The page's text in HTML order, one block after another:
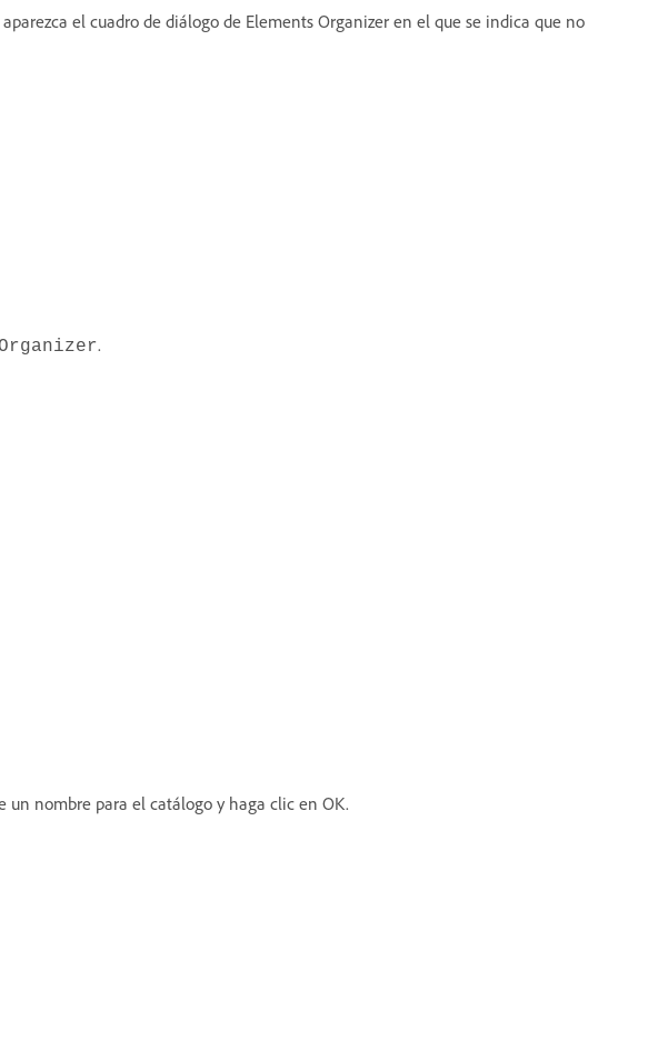
el cuadro de diálogo de Elements Organizer en el que se indica que no
.
un nombre para el catálogo y haga clic en OK.